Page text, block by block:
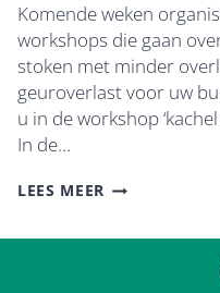
Komende weken
workshops die gaan
stoken met minder
geuroverlast voor uw
u in de workshop
In de…
LEES MEER WORKSHOP